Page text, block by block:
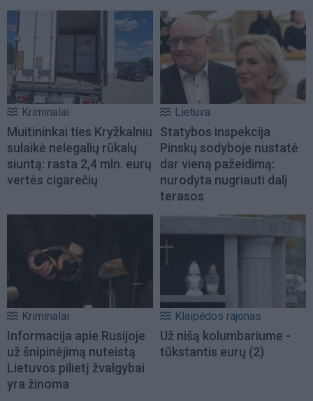
Kriminalai
Muitininkai ties Kryžkalniu
sulaikė nelegalių rūkalų
siuntą: rasta 2,4 mln. eurų
vertės cigarečių
Lietuva
Statybos inspekcija
Pinskų sodyboje nustatė
dar vieną pažeidimą:
nurodyta nugriauti dalį
terasos
Kriminalai
Informacija apie Rusijoje
už šnipinėjimą nuteistą
Lietuvos pilietį žvalgybai
yra žinoma
Klaipėdos rajonas
Už nišą kolumbariume -
tūkstantis eurų (2)